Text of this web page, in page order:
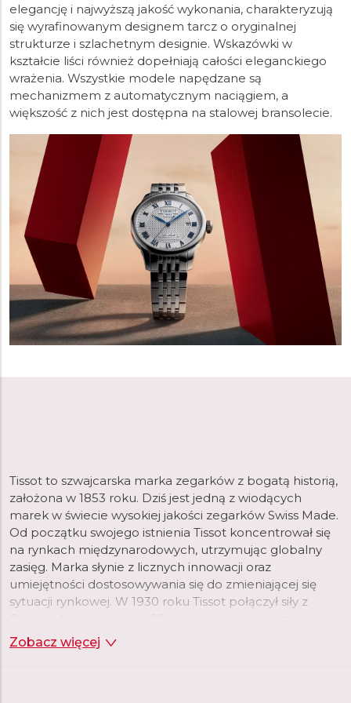
elegancję i najwyższą jakość wykonania, charakteryzują
się wyrafinowanym designem tarcz o oryginalnej
strukturze i szlachetnym designie. Wskazówki w
kształcie liści również dopełniają całości eleganckiego
wrażenia. Wszystkie modele napędzane są
mechanizmem z automatycznym naciągiem, a
większość z nich jest dostępna na stalowej bransolecie.
Tissot to szwajcarska marka zegarków z bogatą historią,
założona w 1853 roku. Dziś jest jedną z wiodących
marek w świecie wysokiej jakości zegarków Swiss Made.
Od początku swojego istnienia Tissot koncentrował się
na rynkach międzynarodowych, utrzymując globalny
zasięg. Marka słynie z licznych innowacji oraz
umiejętności dostosowywania się do zmieniającej się
sytuacji rynkowej. W 1930 roku Tissot połączył siły z
do powstania Swatch Group.
Zobacz więcej